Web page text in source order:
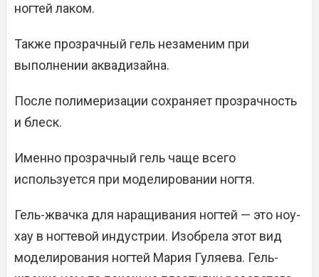
ногтей лаком.
Также прозрачный гель незаменим при
выполнении аквадизайна.
После полимеризации сохраняет прозрачность
и блеск.
Именно прозрачный гель чаще всего
используется при моделировании ногтя.
Гель-жвачка для наращивания ногтей — это ноу-
хау в ногтевой индустрии. Изобрела этот вид
моделирования ногтей Мария Гуляева. Гель-